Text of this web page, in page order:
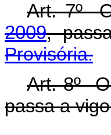
Art. 7º
2009,
Provisória.
Art. 8º
passa a